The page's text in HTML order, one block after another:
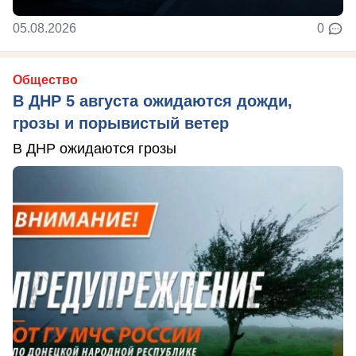
05.08.2026 0
Общество
В ДНР 5 августа ожидаются дожди,
грозы и порывистый ветер
В ДНР ожидаются грозы